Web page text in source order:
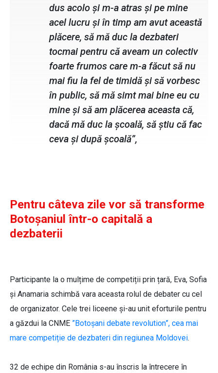
dus acolo și m-a atras și pe mine
acel lucru și în timp am avut această
plăcere, să mă duc la dezbateri
tocmai pentru că aveam un colectiv
foarte frumos care m-a făcut să nu
mai fiu la fel de timidă și să vorbesc
în public, să mă simt mai bine eu cu
mine și să am plăcerea aceasta că,
dacă mă duc la școală, să știu că fac
ceva și după școală”,
Pentru câteva zile vor să transforme
Botoșaniul într-o capitală a
dezbaterii
Participante la o mulțime de competiții prin țară, Eva, Sofia
și Anamaria schimbă vara aceasta rolul de debater cu cel
de organizator. Cele trei liceene și-au unit eforturile pentru
a găzdui la CNME ”Botoșani debate revolution”, cea mai
mare competiție de dezbateri din regiunea Moldovei.
32 de echipe din România s-au înscris la întrecere în